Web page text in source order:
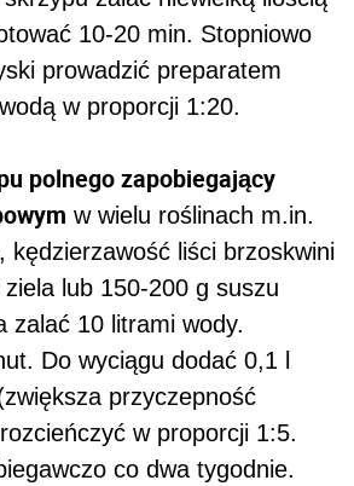
10-20 min. Stopniowo
prowadzić preparatem
w proporcji 1:20.
polnego zapobiegający
w wielu roślinach m.in.
kędzierzawość liści brzoskwini
lub 150-200 g suszu
zalać 10 litrami wody.
Do wyciągu dodać 0,1 l
przyczepność
w proporcji 1:5.
co dwa tygodnie.